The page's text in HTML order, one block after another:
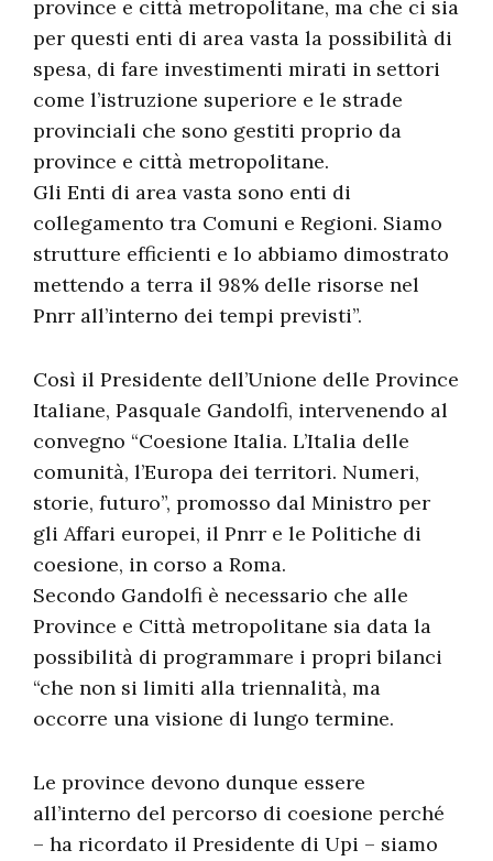
province e città metropolitane, ma che ci sia
per questi enti di area vasta la possibilità di
spesa, di fare investimenti mirati in settori
come l’istruzione superiore e le strade
provinciali che sono gestiti proprio da
province e città metropolitane.
Gli Enti di area vasta sono enti di
collegamento tra Comuni e Regioni. Siamo
strutture efficienti e lo abbiamo dimostrato
mettendo a terra il 98% delle risorse nel
Pnrr all’interno dei tempi previsti”.
Così il Presidente dell’Unione delle Province
Italiane, Pasquale Gandolfi, intervenendo al
convegno “Coesione Italia. L’Italia delle
comunità, l’Europa dei territori. Numeri,
storie, futuro”, promosso dal Ministro per
gli Affari europei, il Pnrr e le Politiche di
coesione, in corso a Roma.
Secondo Gandolfi è necessario che alle
Province e Città metropolitane sia data la
possibilità di programmare i propri bilanci
“che non si limiti alla triennalità, ma
occorre una visione di lungo termine.
Le province devono dunque essere
all’interno del percorso di coesione perché
– ha ricordato il Presidente di Upi – siamo